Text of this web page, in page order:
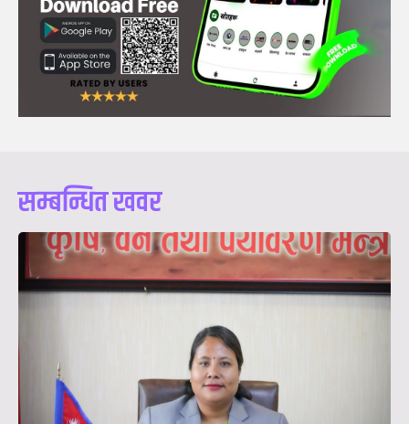
सम्बन्धित खवर